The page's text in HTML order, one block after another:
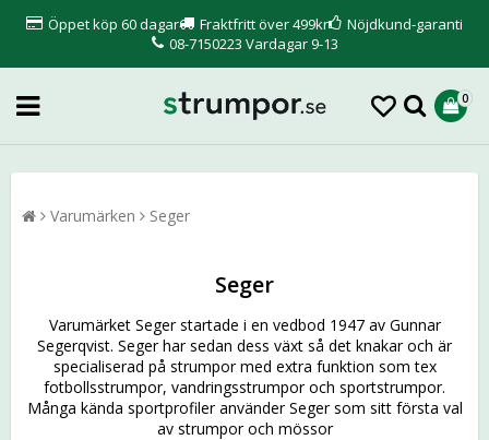
Öppet köp 60 dagar Fraktfritt över 499kr
Nöjdkund-garanti
08-7150223 Vardagar 9-13
0
Varumärken Seger
Seger
Varumärket Seger startade i en vedbod 1947 av Gunnar
Segerqvist. Seger har sedan dess växt så det knakar och är
specialiserad på strumpor med extra funktion som tex
fotbollsstrumpor, vandringsstrumpor och sportstrumpor.
Många kända sportprofiler använder Seger som sitt första val
av strumpor och mössor